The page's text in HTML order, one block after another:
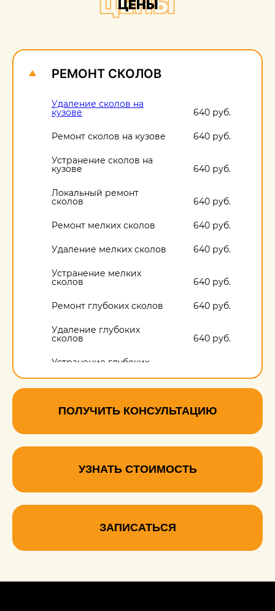
ЦЕНЫ
РЕМОНТ СКОЛОВ
Удаление сколов на
кузове 640 руб.
Ремонт сколов на кузове 640 руб.
Устранение сколов на
кузове 640 руб.
Локальный ремонт
сколов 640 руб.
Ремонт мелких сколов 640 руб.
Удаление мелких сколов 640 руб.
Устранение мелких
сколов 640 руб.
Ремонт глубоких сколов 640 руб.
Удаление глубоких
сколов 640 руб.
Устранение глубоких
ПОЛУЧИТЬ КОНСУЛЬТАЦИЮ
УЗНАТЬ СТОИМОСТЬ
ЗАПИСАТЬСЯ